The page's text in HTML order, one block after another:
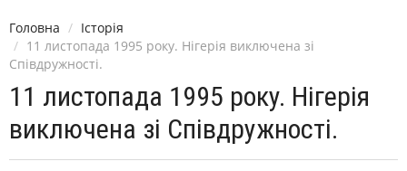
Головна
Історія
11 листопада 1995 року. Нігерія виключена зі
Співдружності.
11 листопада 1995 року. Нігерія
виключена зі Співдружності.